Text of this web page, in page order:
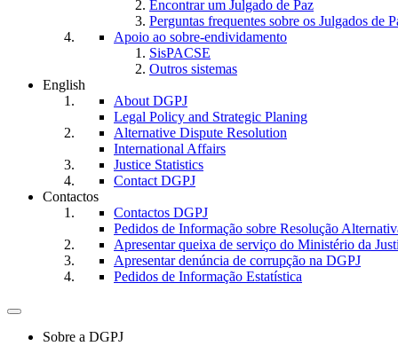
Encontrar um Julgado de Paz
Perguntas frequentes sobre os Julgados de
Apoio ao sobre-endividamento
SisPACSE
Outros sistemas
English
About DGPJ
Legal Policy and Strategic Planing
Alternative Dispute Resolution
International Affairs
Justice Statistics
Contact DGPJ
Contactos
Contactos DGPJ
Pedidos de Informação sobre Resolução
Apresentar queixa de serviço do Ministério da
Apresentar denúncia de corrupção na DGPJ
Pedidos de Informação Estatística
Toggle
navigationSobre a DGPJ